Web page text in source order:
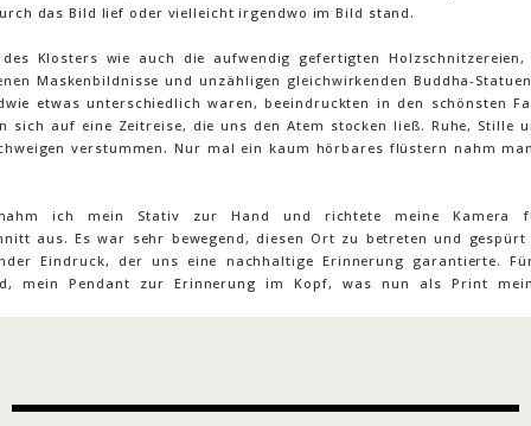
das Bild lief oder vielleicht irgendwo im Bild stand.
Klosters wie auch die aufwendig gefertigten
Maskenbildnisse und unzähligen gleichwirkenden Buddha-
etwas unterschiedlich waren, beeindruckten in den schönsten
sich auf eine Zeitreise, die uns den Atem stocken ließ. Ruhe, Stille
verstummen. Nur mal ein kaum hörbares flüstern nahm
ich mein Stativ zur Hand und richtete meine Kamera
aus. Es war sehr bewegend, diesen Ort zu betreten und gespürt
Eindruck, der uns eine nachhaltige Erinnerung garantierte.
mein Pendant zur Erinnerung im Kopf, was nun als Print